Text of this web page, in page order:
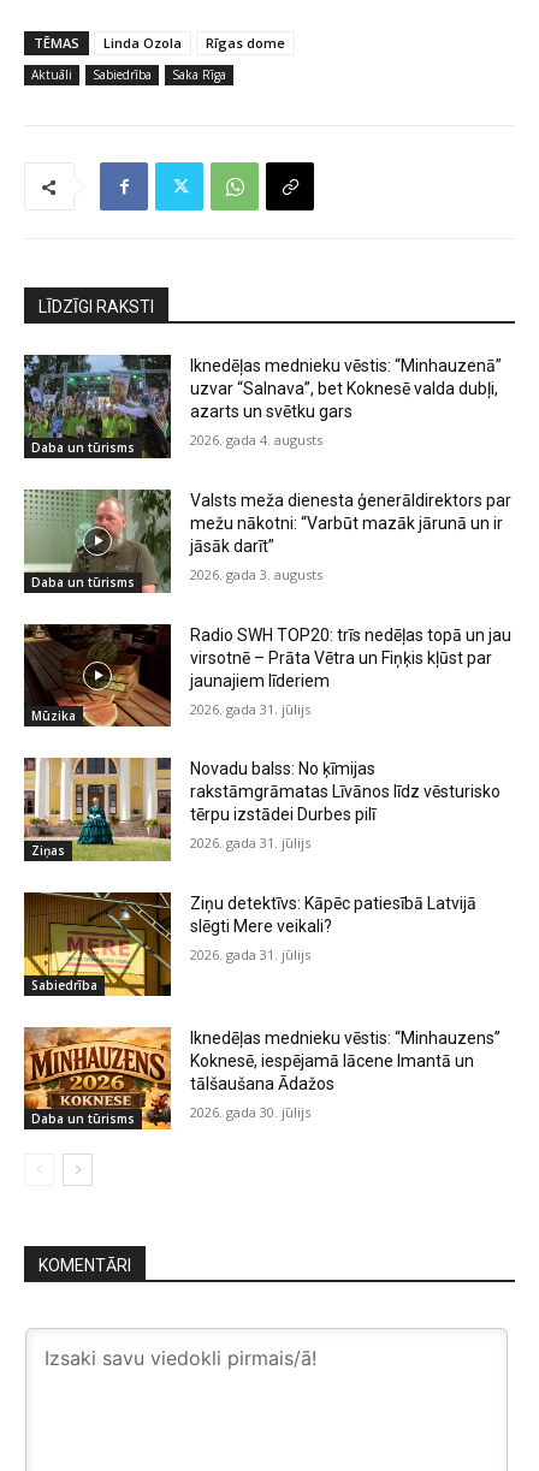
TĒMAS Linda Ozola Rīgas dome
Aktuāli Sabiedrība Saka Rīga
LĪDZĪGI RAKSTI
Daba un tūrisms
Iknedēļas mednieku vēstis: “Minhauzenā”
uzvar “Salnava”, bet Koknesē valda dubļi,
azarts un svētku gars
2026. gada 4. augusts
Daba un tūrisms
Valsts meža dienesta ģenerāldirektors par
mežu nākotni: “Varbūt mazāk jārunā un ir
jāsāk darīt”
2026. gada 3. augusts
Mūzika
Radio SWH TOP20: trīs nedēļas topā un jau
virsotnē – Prāta Vētra un Fiņķis kļūst par
jaunajiem līderiem
2026. gada 31. jūlijs
Ziņas
Novadu balss: No ķīmijas
rakstāmgrāmatas Līvānos līdz vēsturisko
tērpu izstādei Durbes pilī
2026. gada 31. jūlijs
Sabiedrība
Ziņu detektīvs: Kāpēc patiesībā Latvijā
slēgti Mere veikali?
2026. gada 31. jūlijs
Daba un tūrisms
Iknedēļas mednieku vēstis: “Minhauzens”
Koknesē, iespējamā lācene Imantā un
tālšaušana Ādažos
2026. gada 30. jūlijs
KOMENTĀRI